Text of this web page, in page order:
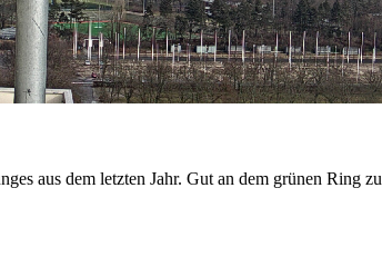
aus dem letzten Jahr. Gut an dem grünen Ring zu